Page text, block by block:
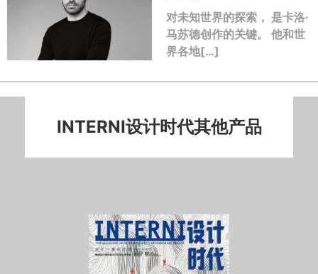
对未知世界的探索， 是卡洛·
马苏德创作的关键。 他和世
界各地[…]
INTERNI设计时代其他产品